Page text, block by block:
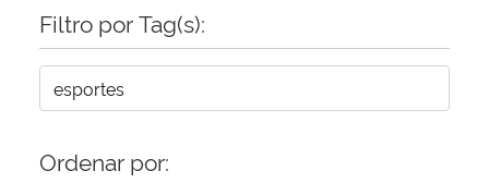
Filtro por Tag(s):
Ordenar por: